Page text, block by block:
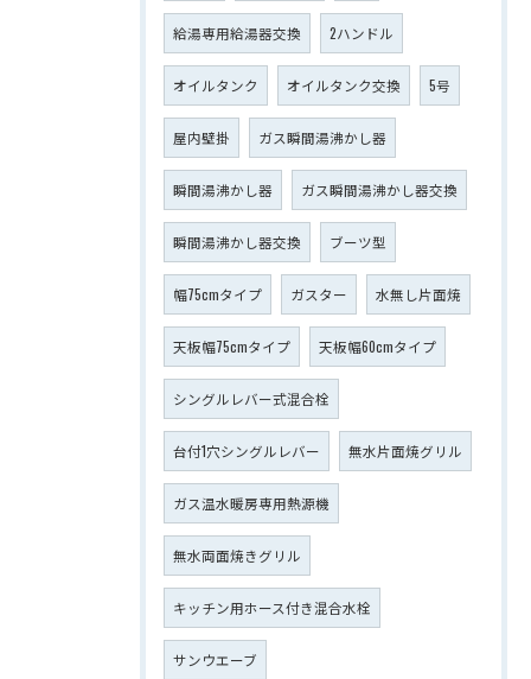
給湯専用給湯器交換 2ハンドル
オイルタンク オイルタンク交換 5号
屋内壁掛 ガス瞬間湯沸かし器
瞬間湯沸かし器 ガス瞬間湯沸かし器交換
瞬間湯沸かし器交換 ブーツ型
幅75cmタイプ ガスター 水無し片面焼
天板幅75cmタイプ 天板幅60cmタイプ
シングルレバー式混合栓
台付1穴シングルレバー 無水片面焼グリル
ガス温水暖房専用熱源機
無水両面焼きグリル
キッチン用ホース付き混合水栓
サンウエーブ